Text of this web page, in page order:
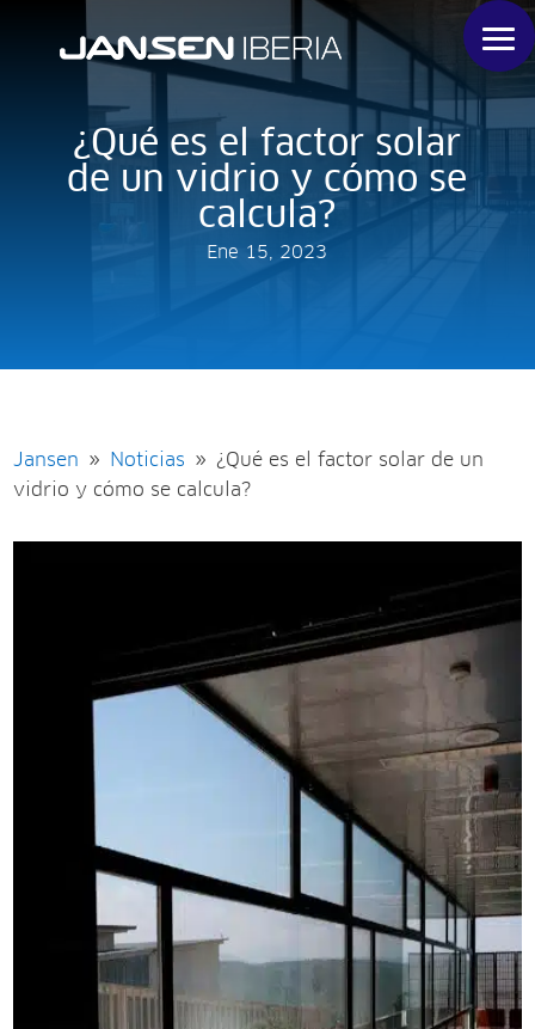
¿Qué es el factor solar
de un vidrio y cómo se
calcula?
Ene 15, 2023
Jansen 9 Noticias 9
¿Qué es el factor solar de un
vidrio y cómo se calcula?